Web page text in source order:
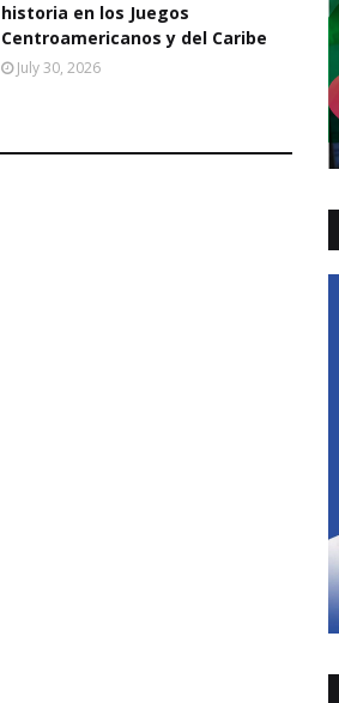
historia en los Juegos
Centroamericanos y del Caribe
July 30, 2026